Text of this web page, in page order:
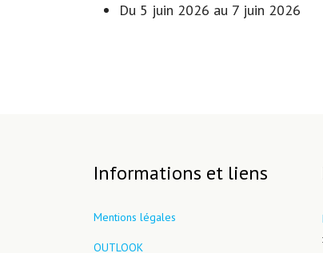
Du 5 juin 2026 au 7 juin 2026
Informations et liens
Mentions légales
OUTLOOK